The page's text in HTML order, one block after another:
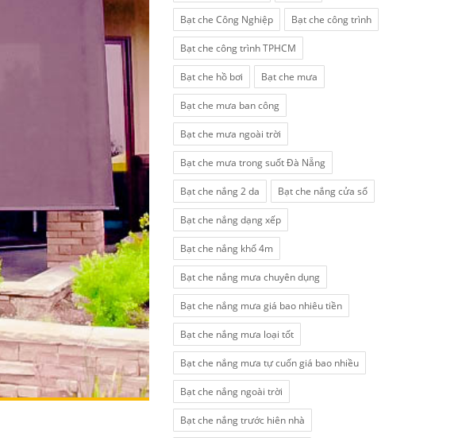
Bạt che Công Nghiệp Bạt che công trình
Bạt che công trình TPHCM
Bạt che hồ bơi Bạt che mưa
Bạt che mưa ban công
Bạt che mưa ngoài trời
Bạt che mưa trong suốt Đà Nẵng
Bạt che nắng 2 da Bạt che nắng cửa sổ
Bạt che nắng dạng xếp
Bạt che nắng khổ 4m
Bạt che nắng mưa chuyên dụng
Bạt che nắng mưa giá bao nhiêu tiền
Bạt che nắng mưa loại tốt
Bạt che nắng mưa tự cuốn giá bao nhiều
Bạt che nắng ngoài trời
Bạt che nắng trước hiên nhà